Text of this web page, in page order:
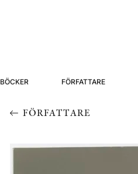
BÖCKER FÖRFATTARE
FÖRFATTARE